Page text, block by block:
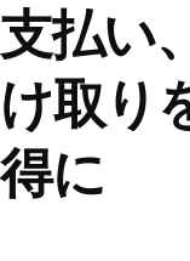
支払い
け取り
得に